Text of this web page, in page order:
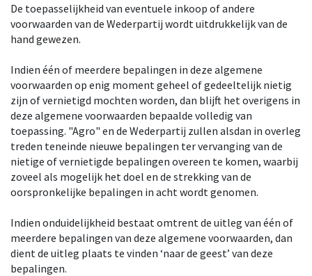
De toepasselijkheid van eventuele inkoop­ of andere
voorwaarden van de Wederpartij wordt uitdrukkelijk van de
hand gewezen.
Indien één of meerdere bepalingen in deze algemene
voorwaarden op enig moment geheel of gedeeltelijk nietig
zijn of vernietigd mochten worden, dan blijft het overigens in
deze algemene voorwaarden bepaalde volledig van
toepassing. "Agro" en de Wederpartij zullen alsdan in overleg
treden teneinde nieuwe bepalingen ter vervanging van de
nietige of vernietigde bepalingen overeen te komen, waarbij
zoveel als mogelijk het doel en de strekking van de
oorspronkelijke bepalingen in acht wordt genomen.
Indien onduidelijkheid bestaat omtrent de uitleg van één of
meerdere bepalingen van deze algemene voorwaarden, dan
dient de uitleg plaats te vinden ‘naar de geest’ van deze
bepalingen.